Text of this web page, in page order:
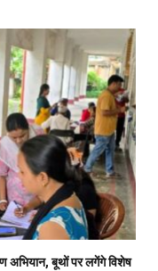
अभियान, बूथों पर लगेंगे विशेष